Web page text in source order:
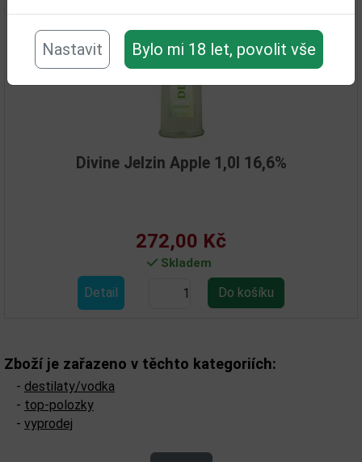
Nastavit Bylo mi 18 let, povolit vše
Divine Jelzin Apple 1,0l 16,6%
272,00 Kč
Skladem
Detail
Zboží je zařazeno v těchto kategoriích:
- destilaty/vodka
- top-polozky
- vyprodej